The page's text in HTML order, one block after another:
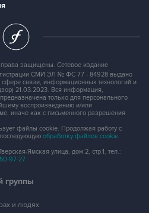
защищены. Сетевое издание
СМИ ЭЛ № ФС 77 - 84928 выдано
связи, информационных технологий и
21.03.2023. Вся информация,
только для персонального
воспроизведению и/или
иначе как с письменного разрешения
файлы cookie. Продолжая работу с
обработку файлов cookie.
Ямская улица, дом 2, стр.1, тел.:
97-27
группы
и людях